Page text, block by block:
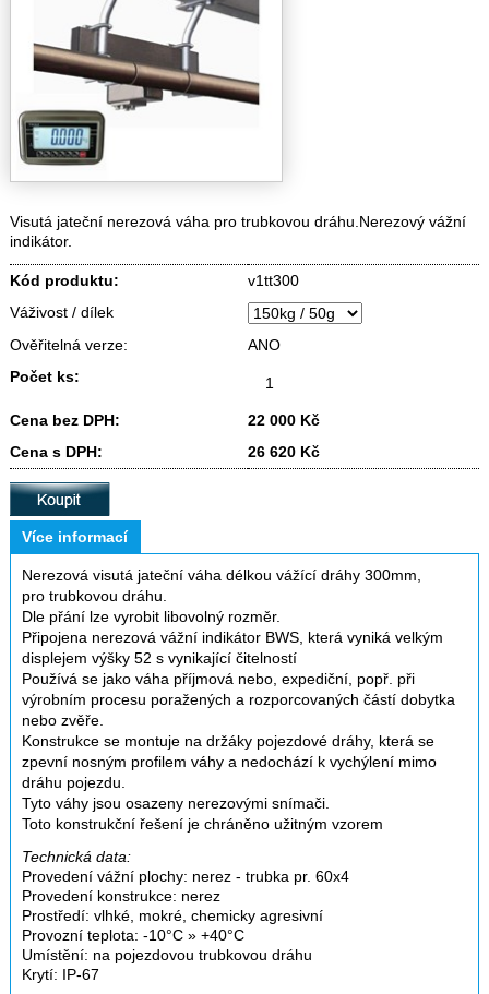
Visutá jateční nerezová váha pro trubkovou dráhu.Nerezový vážní
indikátor.
Kód produktu:
v1tt300
Váživost / dílek
Ověřitelná verze:
ANO
Počet ks:
Cena bez DPH:
22 000 Kč
Cena s DPH:
26 620 Kč
Více informací
Nerezová visutá jateční váha délkou vážící dráhy 300mm,
pro trubkovou dráhu.
Dle přání lze vyrobit libovolný rozměr.
Připojena nerezová vážní indikátor BWS, která vyniká velkým
displejem výšky 52 s vynikající čitelností
Používá se jako váha příjmová nebo, expediční, popř. při
výrobním procesu poražených a rozporcovaných částí dobytka
nebo zvěře.
Konstrukce se montuje na držáky pojezdové dráhy, která se
zpevní nosným profilem váhy a nedochází k vychýlení mimo
dráhu pojezdu.
Tyto váhy jsou osazeny nerezovými snímači.
Toto konstrukční řešení je chráněno užitným vzorem
Technická data:
Provedení vážní plochy: nerez - trubka pr. 60x4
Provedení konstrukce: nerez
Prostředí: vlhké, mokré, chemicky agresivní
Provozní teplota: -10°C » +40°C
Umístění: na pojezdovou trubkovou dráhu
Krytí: IP-67